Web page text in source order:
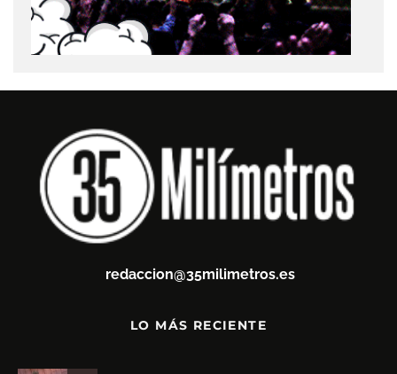
redaccion@35milimetros.es
LO MÁS RECIENTE